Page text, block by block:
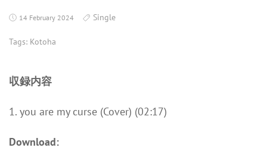
14 February 2024 Single
Tags: Kotoha
収録内容
1. you are my curse (Cover) (02:17)
Download: